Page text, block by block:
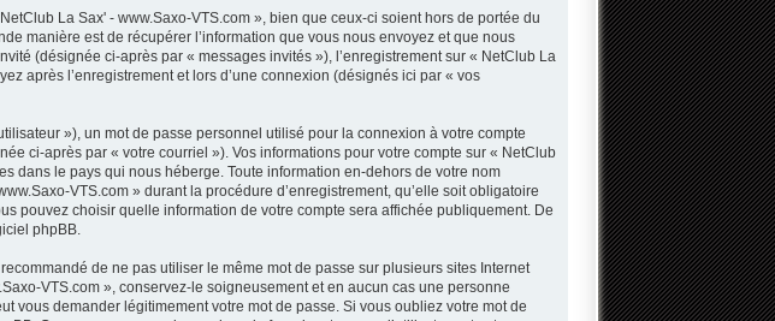
La Sax' - www.Saxo-VTS.com », bien que ceux-ci soient hors de portée du
manière est de récupérer l’information que vous nous envoyez et que nous
(désignée ci-après par « messages invités »), l’enregistrement sur « NetClub La
après l’enregistrement et lors d’une connexion (désignés ici par « vos
»), un mot de passe personnel utilisé pour la connexion à votre compte
ci-après par « votre courriel »). Vos informations pour votre compte sur « NetClub
dans le pays qui nous héberge. Toute information en-dehors de votre nom
VTS.com » durant la procédure d’enregistrement, qu’elle soit obligatoire
pouvez choisir quelle information de votre compte sera affichée publiquement. De
phpBB.
de ne pas utiliser le même mot de passe sur plusieurs sites Internet
VTS.com », conservez-le soigneusement et en aucun cas une personne
vous demander légitimement votre mot de passe. Si vous oubliez votre mot de